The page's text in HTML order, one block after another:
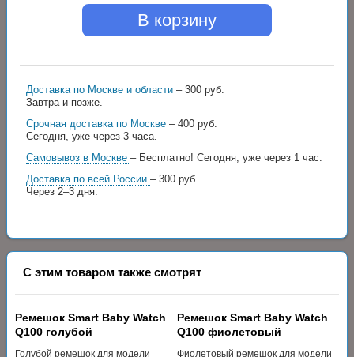
В корзину
Доставка по Москве и области – 300 руб.
Завтра и позже.
Срочная доставка по Москве – 400 руб.
Сегодня, уже через 3 часа.
Самовывоз в Москве – Бесплатно! Сегодня, уже через 1 час.
Доставка по всей России – 300 руб.
Через 2–3 дня.
С этим товаром также смотрят
Ремешок Smart Baby Watch
Q100 голубой
Голубой ремешок для модели
Ремешок Smart Baby Watch
Q100 фиолетовый
Фиолетовый ремешок для модели